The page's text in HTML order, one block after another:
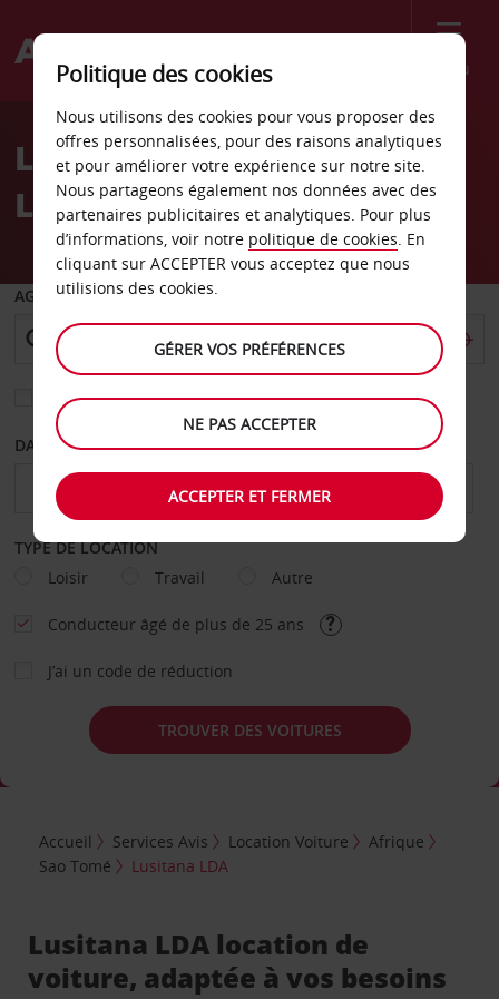
Menu
Welcome
AvisLocation de voiture
Lusitana LDA
AGENCE DE DÉPART
Sélectionnez une autre agence de retour
DATE DE DÉPART DATE DE RETOUR
TYPE DE LOCATION
Loisir
Travail Autre
Conducteur âgé de plus de 25 ans
J’ai un code de réduction
TROUVER DES VOITURES
Accueil Services Avis Location Voiture
Afrique
Sao Tomé
Lusitana LDA
Lusitana LDA location de
voiture, adaptée à vos besoins
Politique des cookies
Nous utilisons des cookies pour vous proposer des
offres personnalisées, pour des raisons analytiques
et pour améliorer votre expérience sur notre site.
Nous partageons également nos données avec des
partenaires publicitaires et analytiques. Pour plus
d’informations, voir notre politique de cookies. En
cliquant sur ACCEPTER vous acceptez que nous
utilisions des cookies.
GÉRER VOS PRÉFÉRENCES
NE PAS ACCEPTER
ACCEPTER ET FERMER